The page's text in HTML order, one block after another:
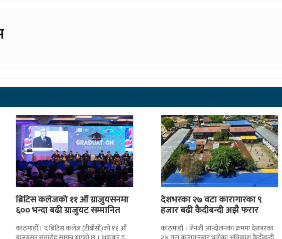
ब्रिटिस कलेजको ११ औँ ग्राजुयसनमा
६०० भन्दा बढी ग्राजुयट सम्मानित
काठमाडौँ । द ब्रिटिस कलेज (टीबीसी)को ११ औं
देशभरका २७ वटा कारागारका ९
हजार बढी कैदीबन्दी अझै फरार
काठमाडौं । जेनजी आन्दोलनका क्रममा देशभरका